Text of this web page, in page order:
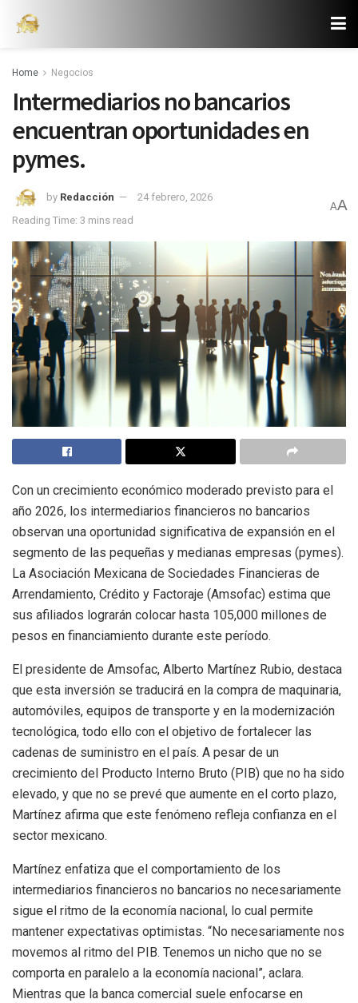
Home Negocios
Intermediarios no bancarios
encuentran oportunidades en
pymes.
by Redacción
24 febrero, 2026
Reading Time: 3 mins read
AA
Con un crecimiento económico moderado previsto para el
año 2026, los intermediarios financieros no bancarios
observan una oportunidad significativa de expansión en el
segmento de las pequeñas y medianas empresas (pymes).
La Asociación Mexicana de Sociedades Financieras de
Arrendamiento, Crédito y Factoraje (Amsofac) estima que
sus afiliados lograrán colocar hasta 105,000 millones de
pesos en financiamiento durante este período.
El presidente de Amsofac, Alberto Martínez Rubio, destaca
que esta inversión se traducirá en la compra de maquinaria,
automóviles, equipos de transporte y en la modernización
tecnológica, todo ello con el objetivo de fortalecer las
cadenas de suministro en el país. A pesar de un
crecimiento del Producto Interno Bruto (PIB) que no ha sido
elevado, y que no se prevé que aumente en el corto plazo,
Martínez afirma que este fenómeno refleja confianza en el
sector mexicano.
Martínez enfatiza que el comportamiento de los
intermediarios financieros no bancarios no necesariamente
sigue el ritmo de la economía nacional, lo cual permite
mantener expectativas optimistas. “No necesariamente nos
movemos al ritmo del PIB. Tenemos un nicho que no se
comporta en paralelo a la economía nacional”, aclara.
Mientras que la banca comercial suele enfocarse en